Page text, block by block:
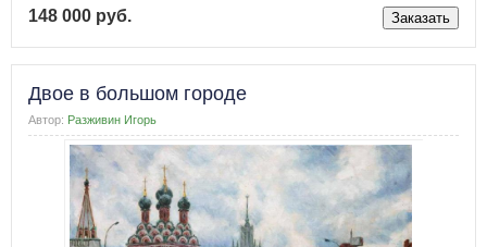
148 000 руб.
Двое в большом городе
Автор: Разживин Игорь